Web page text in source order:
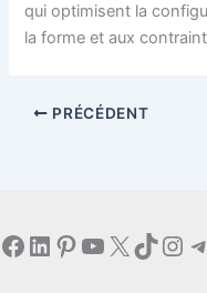
qui optimisent la
la forme et aux
PRÉCÉDENT
Facebook
LinkedIn
Pinterest
YouTube
X TikTok